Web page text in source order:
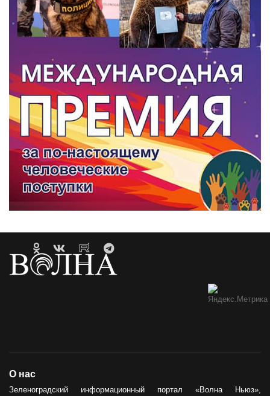
О нас
Зеленоградский информационный портал «Волна Ньюз»,